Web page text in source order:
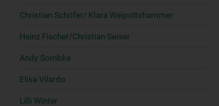
Christian Schöfer/ Klara Weipoltshammer
Heinz Fischer/Christian Seiser
Andy Sombke
Elisa Vilardo
Lilli Winter